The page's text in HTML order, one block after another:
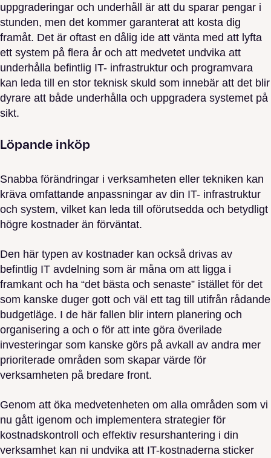
uppgraderingar och underhåll är att du sparar pengar i
stunden, men det kommer garanterat att kosta dig
framåt. Det är oftast en dålig ide att vänta med att lyfta
ett system på flera år och att medvetet undvika att
underhålla befintlig IT- infrastruktur och programvara
kan leda till en stor teknisk skuld som innebär att det blir
dyrare att både underhålla och uppgradera systemet på
sikt.
Löpande inköp
Snabba förändringar i verksamheten eller tekniken kan
kräva omfattande anpassningar av din IT- infrastruktur
och system, vilket kan leda till oförutsedda och betydligt
högre kostnader än förväntat.
Den här typen av kostnader kan också drivas av
befintlig IT avdelning som är måna om att ligga i
framkant och ha “det bästa och senaste” istället för det
som kanske duger gott och väl ett tag till utifrån rådande
budgetläge. I de här fallen blir intern planering och
organisering a och o för att inte göra överilade
investeringar som kanske görs på avkall av andra mer
prioriterade områden som skapar värde för
verksamheten på bredare front.
Genom att öka medvetenheten om alla områden som vi
nu gått igenom och implementera strategier för
kostnadskontroll och effektiv resurshantering i din
verksamhet kan ni undvika att IT-kostnaderna sticker